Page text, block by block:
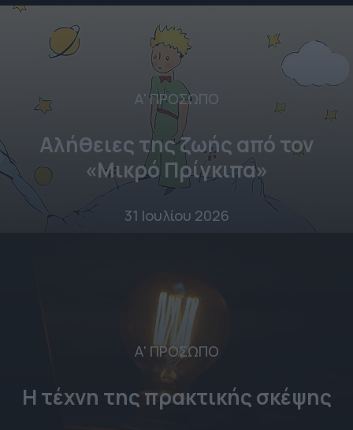
Α' ΠΡΟΣΩΠΟ
Αλήθειες της ζωής από τον
«Μικρό Πρίγκιπα»
31 Ιουλίου 2026
Α' ΠΡΟΣΩΠΟ
Η τέχνη της πρακτικής σκέψης